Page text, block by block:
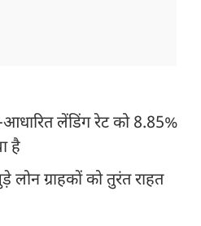
लेंडिंग रेट को 8.85%
है
लोन ग्राहकों को तुरंत राहत